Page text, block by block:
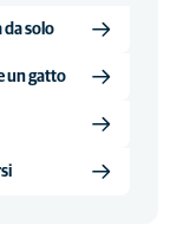
da solo
un gatto